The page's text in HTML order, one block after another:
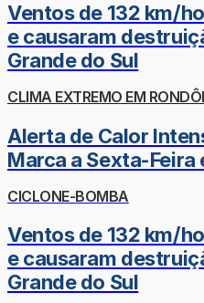
Ventos de 132 km/
e causaram
Grande do Sul
CLIMA EXTREMO EM
Alerta de Calor
Marca a Sexta-Feira
CICLONE-BOMBA
Ventos de 132 km/
e causaram
Grande do Sul